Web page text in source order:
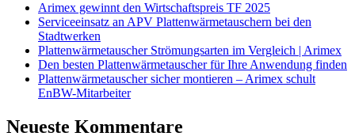
Arimex gewinnt den Wirtschaftspreis TF 2025
Serviceeinsatz an APV Plattenwärmetauschern bei den
Stadtwerken
Plattenwärmetauscher Strömungsarten im Vergleich | Arimex
Den besten Plattenwärmetauscher für Ihre Anwendung finden
Plattenwärmetauscher sicher montieren – Arimex schult
EnBW-Mitarbeiter
Neueste Kommentare